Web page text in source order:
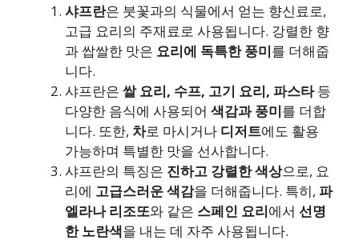
샤프란은 붓꽃과의 식물에서 얻는 향신료로,
고급 요리의 주재료로 사용됩니다. 강렬한 향
과 쌉쌀한 맛은 요리에 독특한 풍미를 더해줍
니다.
샤프란은 쌀 요리, 수프, 고기 요리, 파스타등
다양한 음식에 사용되어 색감과 풍미를 더합
니다. 또한, 차로 마시거나 디저트에도 활용
가능하며 특별한 맛을 선사합니다.
샤프란의 특징은 진하고 강렬한 색상으로, 요
리에 고급스러운 색감을 더해줍니다. 특히, 파
엘라나 리조또와 같은 스페인 요리에서 선명
한 노란색을 내는 데 자주 사용됩니다.